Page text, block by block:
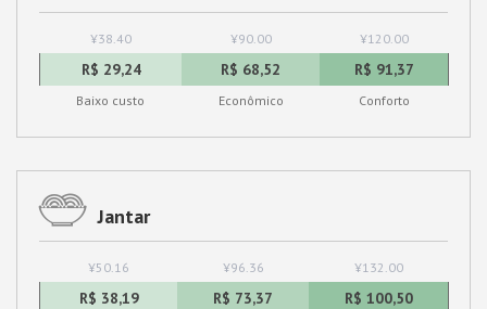
¥38.40 ¥90.00 ¥120.00
R$ 29,24 R$ 68,52 R$ 91,37
Baixo custo Econômico Conforto
Jantar
¥50.16 ¥96.36 ¥132.00
R$ 38,19 R$ 73,37 R$ 100,50